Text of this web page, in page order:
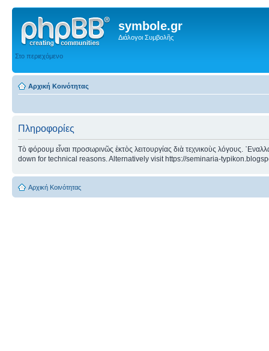
symbole.gr
Διάλογοι Συμβολῆς
Στο περιεχόμενο
Αρχική Κοινότητας
Πληροφορίες
Τὸ φόρουμ εἶναι προσωρινῶς ἐκτὸς λειτουργίας διὰ τεχνικοὺς λόγους.
down for technical reasons. Alternatively visit https://seminaria-
Αρχική Κοινότητας